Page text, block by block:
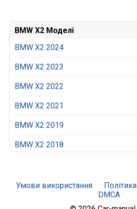
BMW X2 Моделі
BMW X2 2024
BMW X2 2023
BMW X2 2022
BMW X2 2021
BMW X2 2019
BMW X2 2018
Умови використання
DMCA